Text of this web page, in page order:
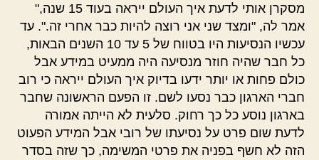
מסקרן אותי לדעת איך העולם ייראה בעוד 15 שנה,"
אמר לה, "ומצד שני אני רוצה להיות כבר אחרי זה.". עד
עכשיו הנסיעות היו בטווח של 5 עד 10 השנים הבאות,
כל חבר שהיה חוזר מנסיעה היה ממעיט במידע אבל
כולם פחות או יותר ידעו בדיוק איך העולם ייראה כי רוב
חברי הארגון כבר נסעו לשם. זו הפעם הראשונה שחבר
בארגון נוסע כל כך רחוק. סלעית לא הייתה אמורה
לדעת שום פרט על נסיעתו של רובי אבל המידע הפעוט
הזה לא חשף בפניה את פרטי המשימה, כך שזה בסדר